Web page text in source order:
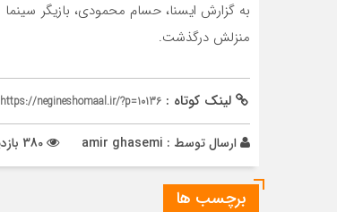
منزلش درگذشت.
لینک کوتاه : https://negineshomaal.ir/?p=10136
ارسال توسط : amir ghasemi
برچسب ها